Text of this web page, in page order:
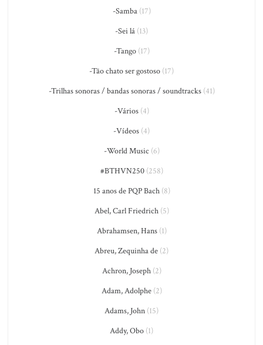
-Samba(17)
-Sei lá (13)
-Tango(17)
-Tão chato ser gostoso (17)
-Trilhas sonoras / bandas sonoras / soundtracks(41)
-Vários(4)
-Vídeos (4)
-World Music (6)
#BTHVN250(258)
15 anos de PQP Bach(8)
Abel, Carl Friedrich(5)
Abrahamsen, Hans(1)
Abreu, Zequinha de (2)
Achron, Joseph(2)
Adam, Adolphe(2)
Adams, John (15)
Addy, Obo (1)